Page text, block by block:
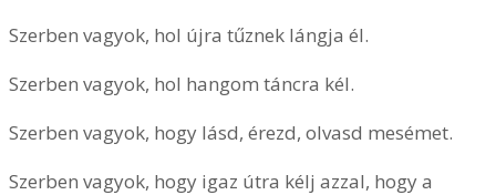
Szerben vagyok, hol újra tűznek lángja él.
Szerben vagyok, hol hangom táncra kél.
Szerben vagyok, hogy lásd, érezd, olvasd mesémet.
Szerben vagyok, hogy igaz útra kélj azzal, hogy a